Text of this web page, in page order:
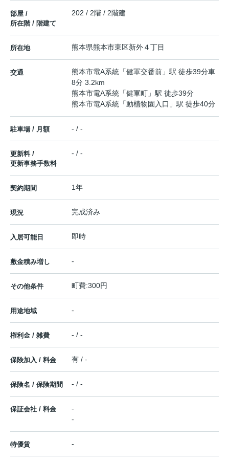
部屋 /
所在階 / 階建て
202 / 2階 / 2階建
所在地 熊本県熊本市東区新外４丁目
交通 熊本市電A系統 「健軍交番前 」駅 徒歩39分車
8分 3.2km
熊本市電A系統 「健軍町 」駅 徒歩39分
熊本市電A系統 「動植物園入口 」駅 徒歩40分
駐車場 / 月額 - / -
更新料 /
更新事務手数料
- / -
契約期間 1年
現況 完成済み
入居可能日 即時
敷金積み増し -
その他条件 町費:300円
用途地域 -
権利金 / 雑費 - / -
保険加入 / 料金 有 / -
保険名 / 保険期間 - / -
保証会社 / 料金
-
-
特優賃 -